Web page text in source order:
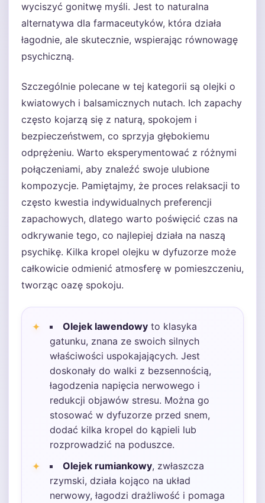
wyciszyć gonitwę myśli. Jest to naturalna
alternatywa dla farmaceutyków, która działa
łagodnie, ale skutecznie, wspierając równowagę
psychiczną.
Szczególnie polecane w tej kategorii są olejki o
kwiatowych i balsamicznych nutach. Ich zapachy
często kojarzą się z naturą, spokojem i
bezpieczeństwem, co sprzyja głębokiemu
odprężeniu. Warto eksperymentować z różnymi
połączeniami, aby znaleźć swoje ulubione
kompozycje. Pamiętajmy, że proces relaksacji to
często kwestia indywidualnych preferencji
zapachowych, dlatego warto poświęcić czas na
odkrywanie tego, co najlepiej działa na naszą
psychikę. Kilka kropel olejku w dyfuzorze może
całkowicie odmienić atmosferę w pomieszczeniu,
tworząc oazę spokoju.
Olejek lawendowy to klasyka
gatunku, znana ze swoich silnych
właściwości uspokajających. Jest
doskonały do walki z bezsennością,
łagodzenia napięcia nerwowego i
redukcji objawów stresu. Można go
stosować w dyfuzorze przed snem,
dodać kilka kropel do kąpieli lub
rozprowadzić na poduszce.
Olejek rumiankowy, zwłaszcza
rzymski, działa kojąco na układ
nerwowy, łagodzi drażliwość i pomaga